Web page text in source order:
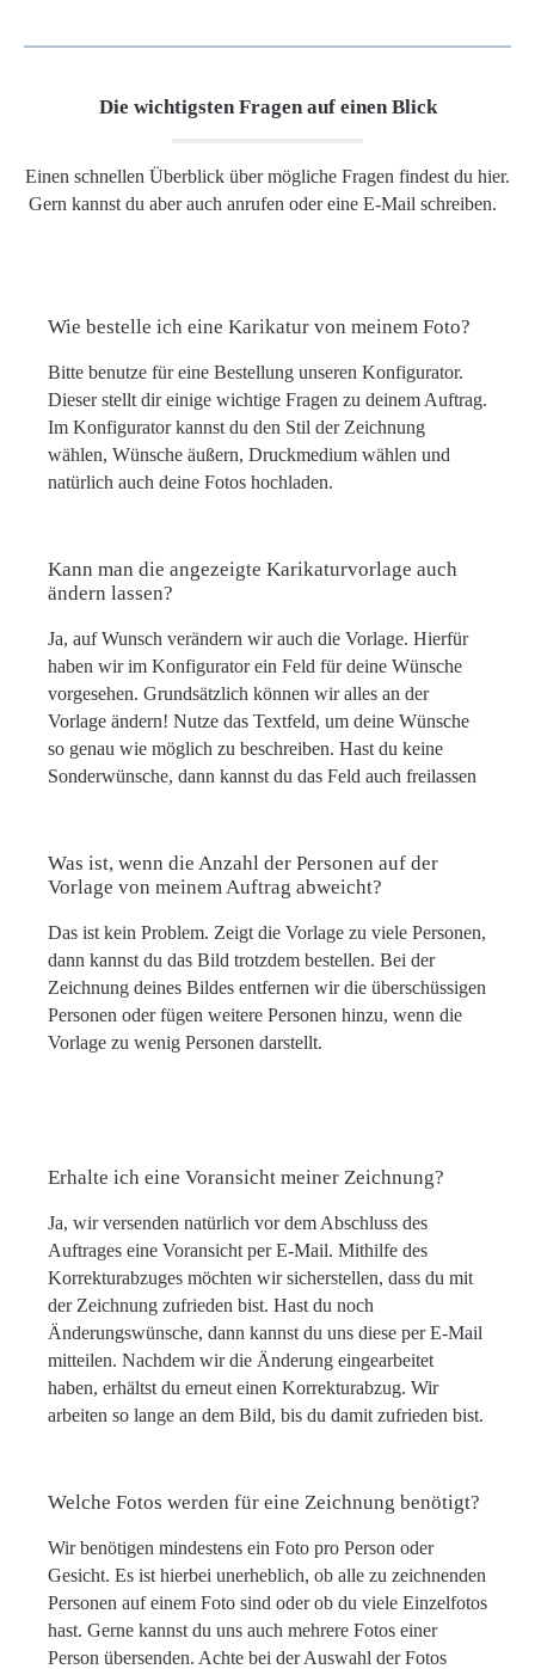
Die wichtigsten Fragen auf einen Blick
Einen schnellen Überblick über mögliche Fragen findest du hier.
Gern kannst du aber auch anrufen oder eine E-Mail schreiben.
Wie bestelle ich eine Karikatur von meinem Foto?
Bitte benutze für eine Bestellung unseren Konfigurator.
Dieser stellt dir einige wichtige Fragen zu deinem Auftrag.
Im Konfigurator kannst du den Stil der Zeichnung
wählen, Wünsche äußern, Druckmedium wählen und
natürlich auch deine Fotos hochladen.
Kann man die angezeigte Karikaturvorlage auch
ändern lassen?
Ja, auf Wunsch verändern wir auch die Vorlage. Hierfür
haben wir im Konfigurator ein Feld für deine Wünsche
vorgesehen. Grundsätzlich können wir alles an der
Vorlage ändern! Nutze das Textfeld, um deine Wünsche
so genau wie möglich zu beschreiben. Hast du keine
Sonderwünsche, dann kannst du das Feld auch freilassen
Was ist, wenn die Anzahl der Personen auf der
Vorlage von meinem Auftrag abweicht?
Das ist kein Problem. Zeigt die Vorlage zu viele Personen,
dann kannst du das Bild trotzdem bestellen. Bei der
Zeichnung deines Bildes entfernen wir die überschüssigen
Personen oder fügen weitere Personen hinzu, wenn die
Vorlage zu wenig Personen darstellt.
Erhalte ich eine Voransicht meiner Zeichnung?
Ja, wir versenden natürlich vor dem Abschluss des
Auftrages eine Voransicht per E-Mail. Mithilfe des
Korrekturabzuges möchten wir sicherstellen, dass du mit
der Zeichnung zufrieden bist. Hast du noch
Änderungswünsche, dann kannst du uns diese per E-Mail
mitteilen. Nachdem wir die Änderung eingearbeitet
haben, erhältst du erneut einen Korrekturabzug. Wir
arbeiten so lange an dem Bild, bis du damit zufrieden bist.
Welche Fotos werden für eine Zeichnung benötigt?
Wir benötigen mindestens ein Foto pro Person oder
Gesicht. Es ist hierbei unerheblich, ob alle zu zeichnenden
Personen auf einem Foto sind oder ob du viele Einzelfotos
hast. Gerne kannst du uns auch mehrere Fotos einer
Person übersenden. Achte bei der Auswahl der Fotos